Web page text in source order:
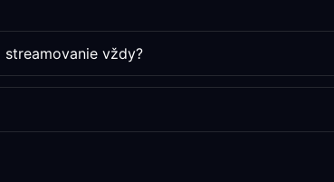
vždy?